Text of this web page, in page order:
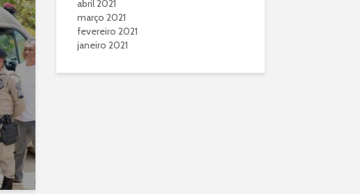
abril 2021
março 2021
fevereiro 2021
janeiro 2021